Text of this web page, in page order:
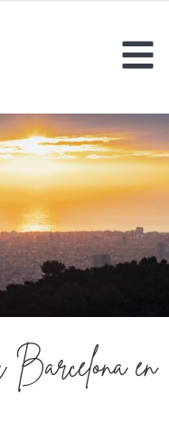
Barcelona en